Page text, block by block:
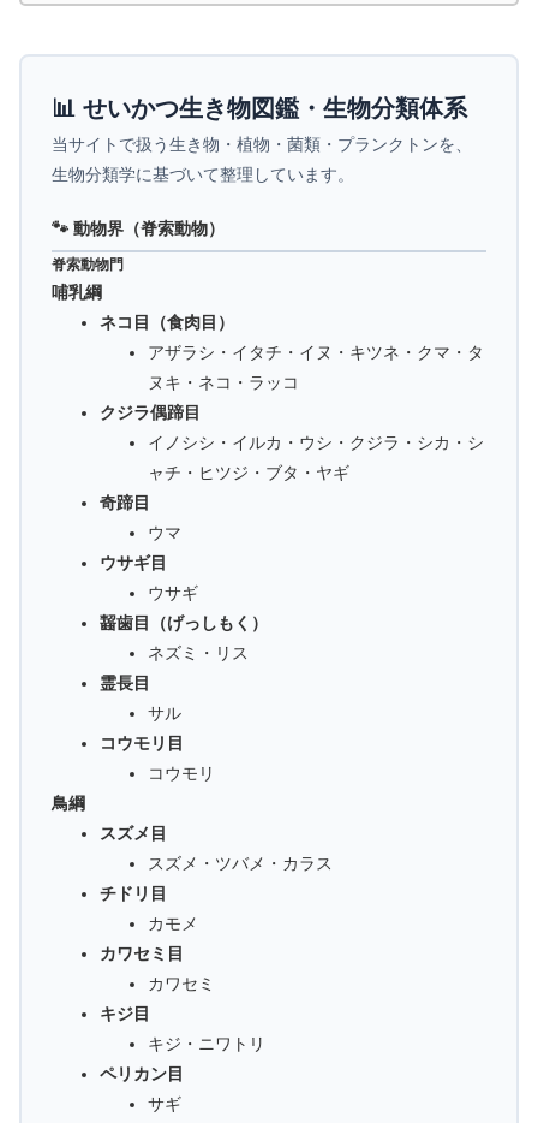
📊 せいかつ生き物図鑑・生物分類体系
当サイトで扱う生き物・植物・菌類・プランクトンを、
生物分類学に基づいて整理しています。
🐾 動物界（脊索動物）
脊索動物門
哺乳綱
ネコ目（食肉目）
アザラシ・イタチ・イヌ・キツネ・クマ・タ
ヌキ・ネコ・ラッコ
クジラ偶蹄目
イノシシ・イルカ・ウシ・クジラ・シカ・シ
ャチ・ヒツジ・ブタ・ヤギ
奇蹄目
ウマ
ウサギ目
ウサギ
齧歯目（げっしもく）
ネズミ・リス
霊長目
サル
コウモリ目
コウモリ
鳥綱
スズメ目
スズメ・ツバメ・カラス
チドリ目
カモメ
カワセミ目
カワセミ
キジ目
キジ・ニワトリ
ペリカン目
サギ